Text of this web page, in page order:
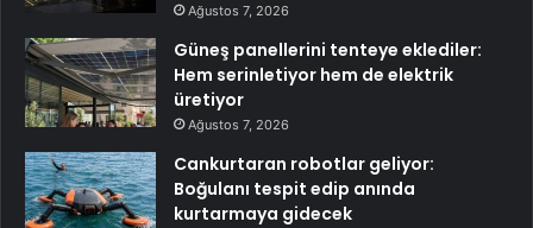
Ağustos 7, 2026
Güneş panellerini tenteye eklediler:
Hem serinletiyor hem de elektrik
üretiyor
Ağustos 7, 2026
Cankurtaran robotlar geliyor:
Boğulanı tespit edip anında
kurtarmaya gidecek